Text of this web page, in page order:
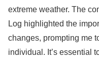
extreme weather. The
Log highlighted the
changes, prompting me
individual. It’s essential